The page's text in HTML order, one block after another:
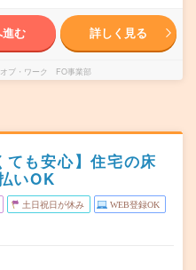
む 詳しく見る
ブ・ワーク FO事業部
ても安心】住宅の床
いOK
土日祝日が休み WEB登録OK